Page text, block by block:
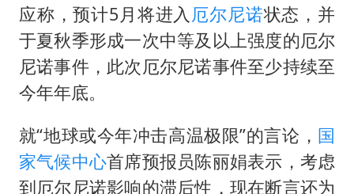
36岁男演员成景区NPC后人气爆棚
身体出现这几个信号可能是肝在求救
宇树王兴兴被问了360多个问题
几元成本的AI广告导致千万市值蒸发
台当局重金为“台独”织“皇帝新衣”
应称，预计5月将进入 厄尔尼诺状态，并
于夏秋季形成一次中等及以上强度的厄尔
尼诺事件，此次厄尔尼诺事件至少持续至
今年年底。
就“地球或今年冲击高温极限”的言论， 国
家气候中心首席预报员陈丽娟表示，考虑
到厄尔尼诺影响的滞后性，现在断言还为